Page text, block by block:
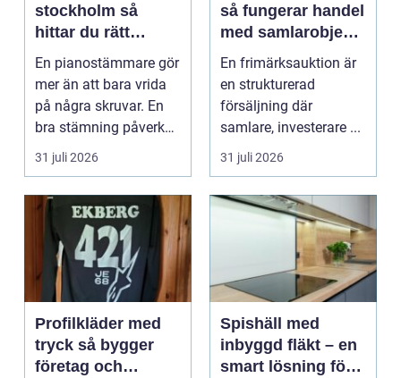
stockholm så
hittar du rätt
expert för ditt
piano
En pianostämmare gör
mer än att bara vrida
på några skruvar. En
bra stämning påverkar
hur pianot låt...
31 juli 2026
så fungerar handel
med samlarobjekt i
praktiken
En frimärksauktion är
en strukturerad
försäljning där
samlare, investerare ...
31 juli 2026
Profilkläder med
tryck så bygger
företag och
Spishäll med
inbyggd fläkt – en
smart lösning för